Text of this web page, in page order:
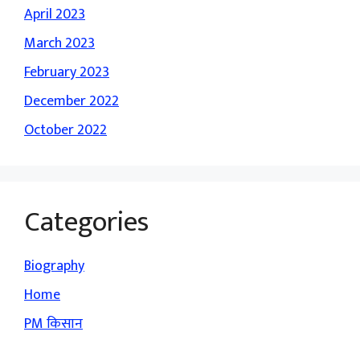
April 2023
March 2023
February 2023
December 2022
October 2022
Categories
Biography
Home
PM किसान